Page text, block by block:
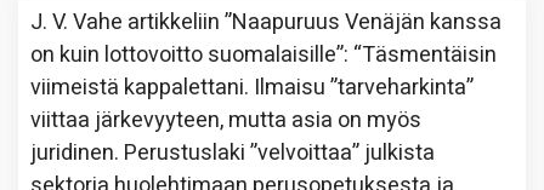
J. V. Vahe artikkeliin”Naapuruus Venäjän kanssa
on kuin lottovoitto suomalaisille”: “Täsmentäisin
viimeistä kappalettani. Ilmaisu ”tarveharkinta”
viittaa järkevyyteen, mutta asia on myös
juridinen. Perustuslaki ”velvoittaa” julkista